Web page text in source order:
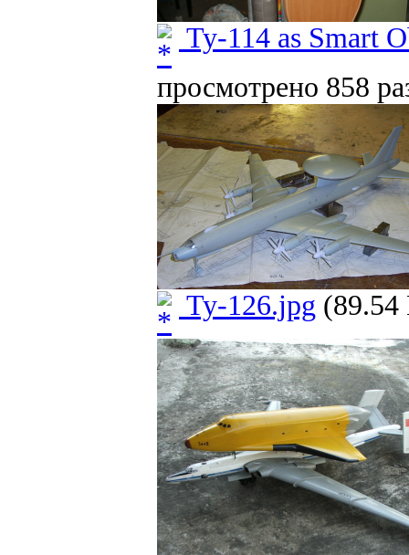
Ту-114 as Smart
просмотрено 858
Ту-126.jpg (89.54